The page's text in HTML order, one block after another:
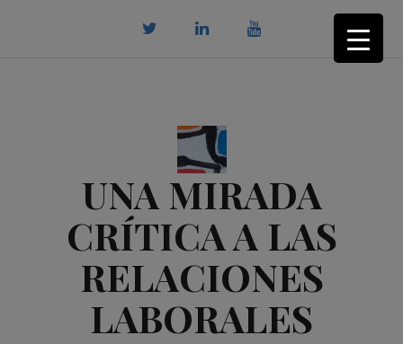
UNA MIRADA
CRÍTICA A LAS
RELACIONES
LABORALES